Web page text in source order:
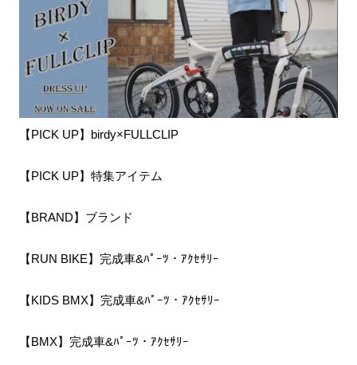
【PICK UP】birdy×FULLCLIP
【PICK UP】特集アイテム
【BRAND】ブランド
【RUN BIKE】完成車&ﾊﾟｰﾂ・ｱｸｾｻﾘｰ
【KIDS BMX】完成車&ﾊﾟｰﾂ・ｱｸｾｻﾘｰ
【BMX】完成車&ﾊﾟｰﾂ・ｱｸｾｻﾘｰ